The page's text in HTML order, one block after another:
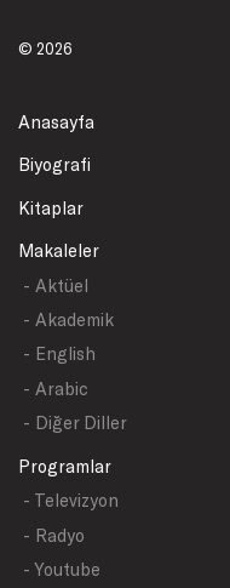
© 2026
Anasayfa
Biyografi
Kitaplar
Makaleler
- Aktüel
- Akademik
- English
- Arabic
- Diğer Diller
Programlar
- Televizyon
- Radyo
- Youtube